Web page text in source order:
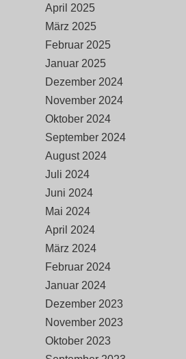
April 2025
März 2025
Februar 2025
Januar 2025
Dezember 2024
November 2024
Oktober 2024
September 2024
August 2024
Juli 2024
Juni 2024
Mai 2024
April 2024
März 2024
Februar 2024
Januar 2024
Dezember 2023
November 2023
Oktober 2023